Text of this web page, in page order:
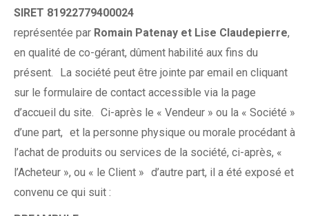
SIRET 81922779400024
représentée par Romain Patenay et Lise Claudepierre,
en qualité de co-gérant, dûment habilité aux fins du
présent. La société peut être jointe par email en cliquant
sur le formulaire de contact accessible via la page
d’accueil du site. Ci-après le « Vendeur » ou la « Société »
d’une part, et la personne physique ou morale procédant à
l’achat de produits ou services de la société, ci-après, «
l’Acheteur », ou « le Client » d’autre part, il a été exposé et
convenu ce qui suit :